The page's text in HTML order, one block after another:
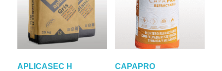
APLICASEC H
CAPAPRO